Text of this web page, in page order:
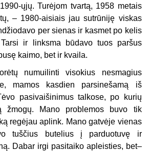
ųjų. Turėjom tvartą, 1958 metais
– 1980-aisiais jau sutrūniję viskas
per sienas ir kasmet po kelis
ir linksma būdavo tuos paršus
kaimo, bet ir kvaila.
numuilinti visokius nesmagius
mamos kasdien parsinešamą iš
pasivaišinimus talkose, po kurių
žmogų. Mano problemos buvo tik
regėjau aplink. Mano gatvėje vienas
tuščius butelius į parduotuvę ir
Dabar irgi pasitaiko apleisties, bet–